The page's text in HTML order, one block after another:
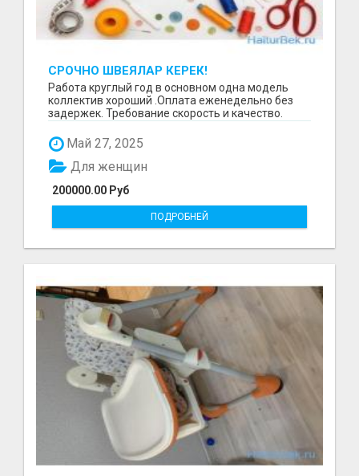
СРОЧНО ШВЕЯЛАР КЕРЕК!
Работа круглый год в основном одна модель
коллектив хороший .Оплата еженедельно без
задержек. Требование скорость и качество.
Май 27, 2025
200000.00 Руб
Для женщин
ПОДРОБНЕЙ